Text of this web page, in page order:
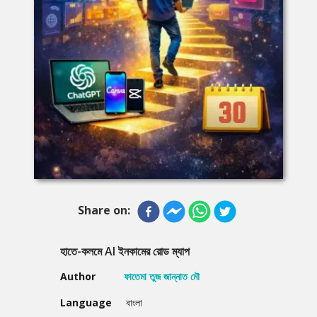
Share on:
হাতে-কলমে AI ইনকামের রোড ম্যাপ
Author
ফাতেমা তুজ জান্নাত মৌ
Language
বাংলা